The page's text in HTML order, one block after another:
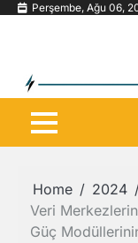
Skip Perşembe, Ağu 06,
Home 2024
Veri
Güç